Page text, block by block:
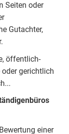
Seiten oder
Gutachter,
öffentlich-
gerichtlich
einer